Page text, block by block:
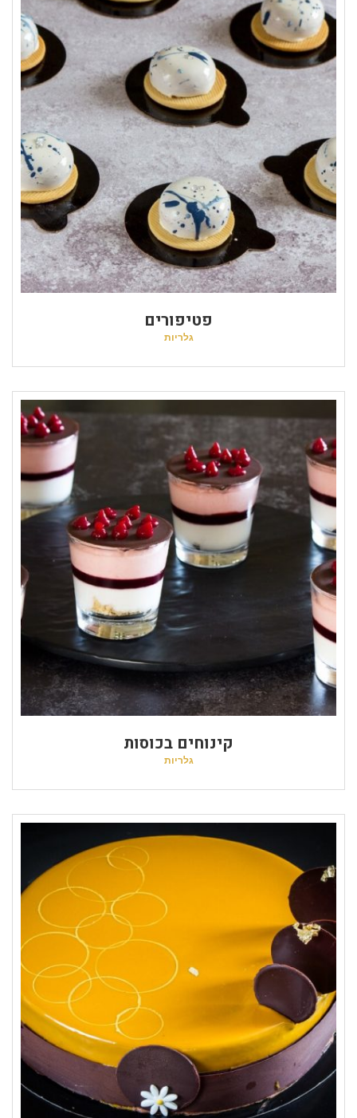
פטיפורים
גלריות
קינוחים בכוסות
גלריות